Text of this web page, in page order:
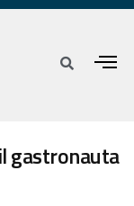
gastronauta